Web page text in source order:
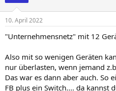
e
:
10. April 2022
"Unternehmensnetz" mit 12
Also mit so wenigen Geräten
nur überlasten, wenn jemand
Das war es dann aber auch. So
FB plus ein Switch.... da kannst